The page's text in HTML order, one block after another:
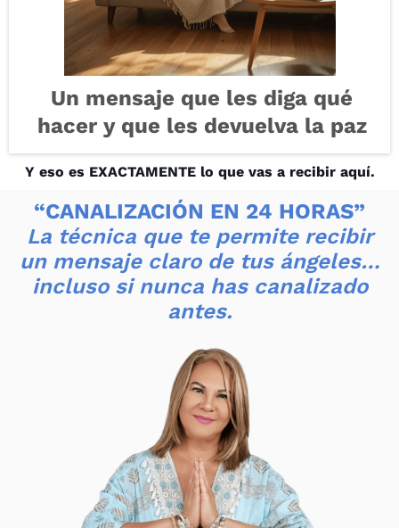
Un mensaje que les diga qué
hacer y que les devuelva la paz
Y eso es EXACTAMENTE lo que vas a recibir aquí.
“CANALIZACIÓN EN 24 HORAS”
La técnica que te permite recibir
un mensaje claro de tus ángeles…
incluso si nunca has canalizado
antes.